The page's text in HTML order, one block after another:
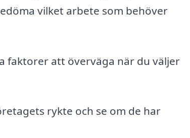
vilket arbete som behöver
faktorer att överväga när du väljer
rykte och se om de har